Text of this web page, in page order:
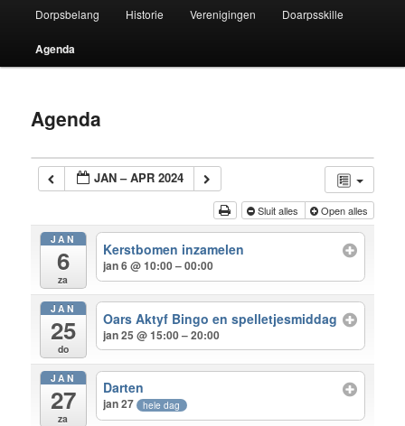
naar
de
inhoud
Dorpsbelang Historie Verenigingen Doarpsskille
Agenda
Agenda
JAN – APR 2024
Sluit alles Open alles
JAN
6
za
Kerstbomen inzamelen
jan 6 @ 10:00 – 00:00
JAN
25
do
Oars Aktyf Bingo en spelletjesmiddag
jan 25 @ 15:00 – 20:00
JAN
27
za
Darten
jan 27 hele dag